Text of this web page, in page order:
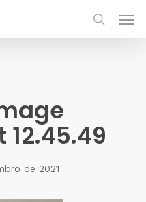
12.45.49
de 2021